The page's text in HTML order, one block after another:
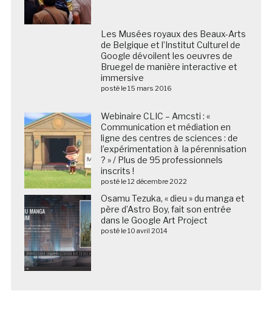
Les Musées royaux des Beaux-Arts
de Belgique et l’Institut Culturel de
Google dévoilent les oeuvres de
Bruegel de manière interactive et
immersive
posté le 15 mars 2016
Webinaire CLIC – Amcsti : «
Communication et médiation en
ligne des centres de sciences : de
l’expérimentation à la pérennisation
? » / Plus de 95 professionnels
inscrits !
posté le 12 décembre 2022
Osamu Tezuka, « dieu » du manga et
père d’Astro Boy, fait son entrée
dans le Google Art Project
posté le 10 avril 2014